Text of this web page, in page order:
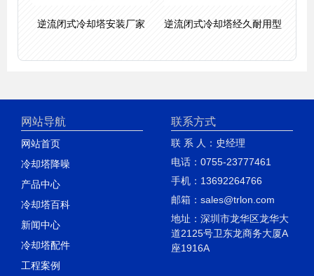
逆流闭式冷却塔安装厂家 逆流闭式冷却塔经久耐用型
网站导航
网站首页
冷却塔降噪
产品中心
冷却塔百科
新闻中心
冷却塔配件
工程案例
联系方式
联 系 人：史经理
电话：0755-23777461
手机：13692264766
邮箱：sales@trlon.com
地址：深圳市龙华区龙华大
道2125号卫东龙商务大厦A
座1916A